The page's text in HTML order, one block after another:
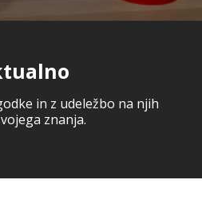
in z udeležbo na njih
znanja.